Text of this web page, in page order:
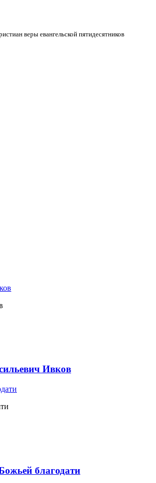
веры евангельской пятидесятников
Ивков
благодати